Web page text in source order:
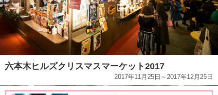
六本木ヒルズクリスマスマーケット2017
2017年11月25日～2017年12月25日